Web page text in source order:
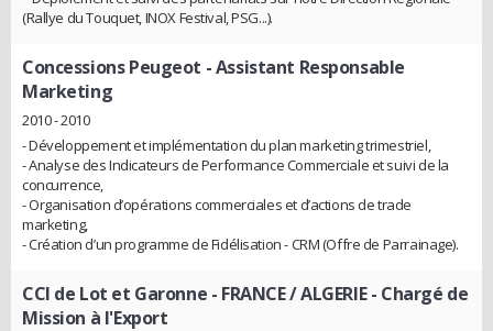
(Rallye du Touquet, INOX Festival, PSG...).
Concessions Peugeot - Assistant Responsable
Marketing
2010 - 2010
- Développement et implémentation du plan marketing trimestriel,
- Analyse des Indicateurs de Performance Commerciale et suivi de la
concurrence,
- Organisation d’opérations commerciales et d’actions de trade
marketing,
- Création d’un programme de Fidélisation - CRM (Offre de Parrainage).
CCI de Lot et Garonne - FRANCE / ALGERIE- Chargé de
Mission à l'Export